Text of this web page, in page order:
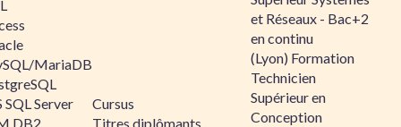
MariaDB
SQL Server
DB2
Cursus
Titres diplômants
et Réseaux - Bac+2
en continu
(Lyon) Formation
Technicien
Supérieur en
Conception